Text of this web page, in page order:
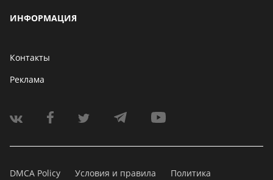
ИНФОРМАЦИЯ
Контакты
Реклама
DMCA Policy Условия и правила Политика